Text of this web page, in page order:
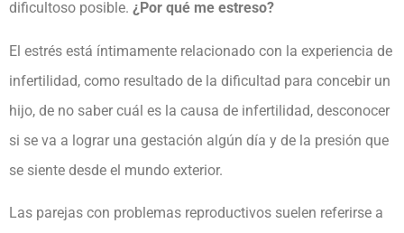
dificultoso posible. ¿Por qué me estreso?
El estrés está íntimamente relacionado con la experiencia de
infertilidad, como resultado de la dificultad para concebir un
hijo, de no saber cuál es la causa de infertilidad, desconocer
si se va a lograr una gestación algún día y de la presión que
se siente desde el mundo exterior.
Las parejas con problemas reproductivos suelen referirse a